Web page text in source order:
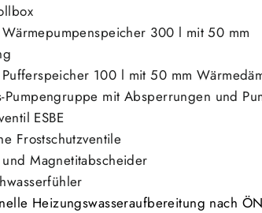
Wärmepumpenspeicher 300 l mit 50 mm
100 l mit 50 mm
Pumpengruppe mit Absperrungen und
ESBE
Frostschutzventile
und Magnetitabscheider
Heizungswasseraufbereitung nach